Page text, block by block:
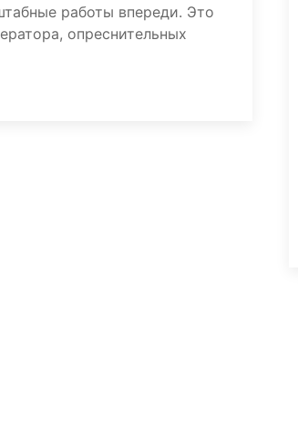
работы впереди. Это
опреснительных